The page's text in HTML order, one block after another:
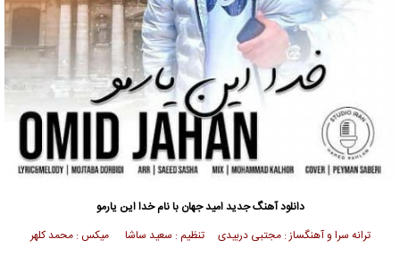
دانلود آهنگ جدیدامید جهان با نام خدا این یارمو
ترانه سرا و آهنگساز : مجتبی دربیدی تنظیم : سعید ساشا میکس : محمد کلهر